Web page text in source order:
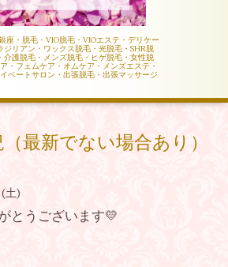
座・脱毛・VIO脱毛・VIOエステ・デリケー
ジリアン・ワックス脱毛・光脱毛・SHR脱
介護脱毛・メンズ脱毛・ヒゲ脱毛・女性脱
・フェムケア・オムケア・メンズエステ・
ベートサロン・出張脱毛・出張マッサージ
最新でない場合あり）
(土)
とうございます💛